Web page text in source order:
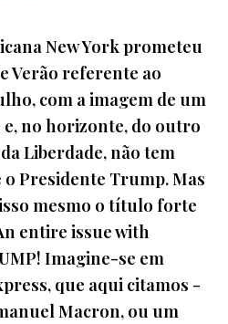
New York prometeu
Verão referente ao
com a imagem de um
no horizonte, do outro
Liberdade, não tem
Presidente Trump. Mas
mesmo o título forte
entire issue with
Imagine-se em
que aqui citamos -
Macron, ou um